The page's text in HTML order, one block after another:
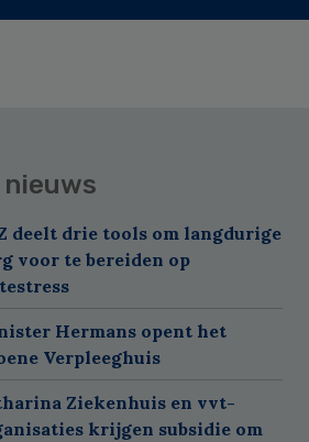
deelt drie tools om langdurige
voor te bereiden op
Hermans opent het
Verpleeghuis
Ziekenhuis en vvt-
krijgen subsidie om